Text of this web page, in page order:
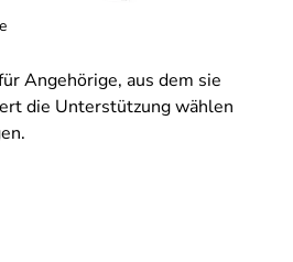
Angehörige, aus dem sie
die Unterstützung wählen